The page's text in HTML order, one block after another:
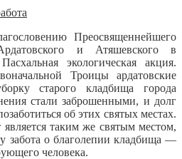
Преосвященнейшего
и Атяшевского в
экологическая акция.
Троицы ардатовские
старого кладбища города
стали заброшенными, и долг
об этих святых местах.
таким же святым местом,
забота о благолепии кладбища —
человека.